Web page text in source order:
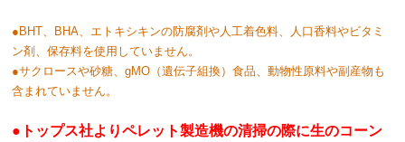
●BHT、BHA、エトキシキンの防腐剤や人工着色料、人口香料やビタミ
ン剤、保存料を使用していません。
●サクロースや砂糖、gMO（遺伝子組換）食品、動物性原料や副産物も
含まれていません。
●トップス社よりペレット製造機の清掃の際に生のコーン